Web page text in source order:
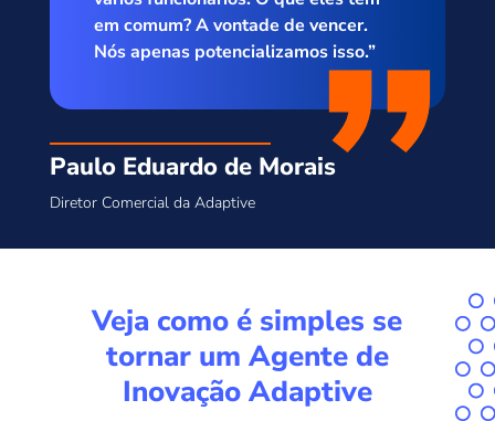
em comum? A vontade de vencer.
Nós apenas potencializamos isso.”
Paulo Eduardo de Morais
Diretor Comercial da Adaptive
Veja como é simples se
tornar um Agente de
Inovação Adaptive